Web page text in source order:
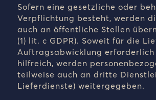
Sofern eine gesetzliche oder
Verpflichtung besteht, werden
auch an öffentliche Stellen
(1) lit. c GDPR). Soweit für die
Auftragsabwicklung erforderlich
hilfreich, werden
teilweise auch an dritte
Lieferdienste) weitergegeben.